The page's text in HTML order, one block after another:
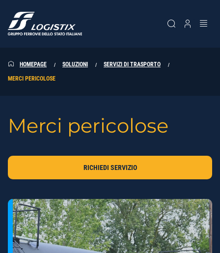
HOMEPAGE SOLUZIONI SERVIZI DI TRASPORTO
MERCI PERICOLOSE
Merci pericolose
RICHIEDI SERVIZIO